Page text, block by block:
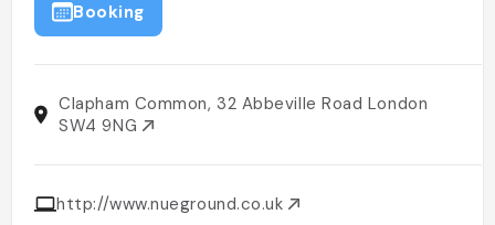
Booking
Clapham Common, 32 Abbeville Road London
SW4 9NG
http://www.nueground.co.uk